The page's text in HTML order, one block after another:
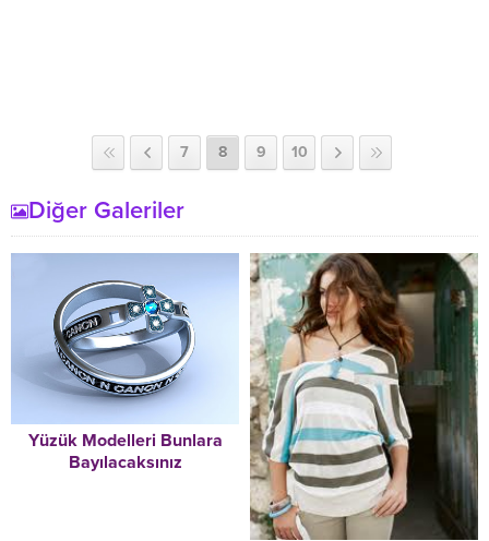
7 8 9 10
Diğer Galeriler
Yüzük Modelleri Bunlara
Bayılacaksınız